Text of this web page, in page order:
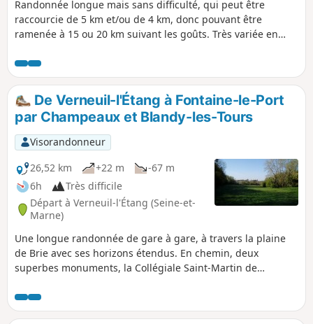
Randonnée longue mais sans difficulté, qui peut être
raccourcie de 5 km et/ou de 4 km, donc pouvant être
ramenée à 15 ou 20 km suivant les goûts. Très variée en
nombreuses curiosités architecturales de différents styles.
De Verneuil-l'Étang à Fontaine-le-Port
par Champeaux et Blandy-les-Tours
Visorandonneur
26,52 km
+22 m
-67 m
6h
Très difficile
Départ à Verneuil-l'Étang (Seine-et-
Marne)
Une longue randonnée de gare à gare, à travers la plaine
de Brie avec ses horizons étendus. En chemin, deux
superbes monuments, la Collégiale Saint-Martin de